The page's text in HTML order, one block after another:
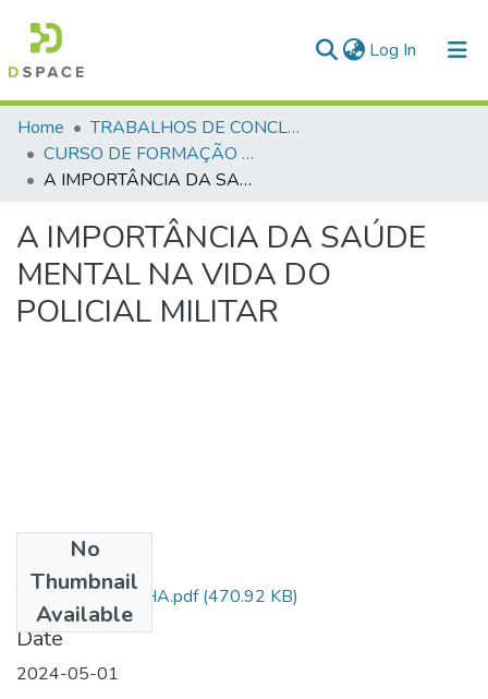
Log In (current)
Communities & Collections
All of DSpace
Home
TRABALHOS DE CONCLUSÃO DE CURSO - CFP (CURSO DE FORMAÇÃO DE PRAÇAS)
CURSO DE FORMAÇÃO DE PRAÇAS - CFP - 2024
A IMPORTÂNCIA DA SAÚDE MENTAL NA VIDA DO POLICIAL MILITAR
A IMPORTÂNCIA DA SAÚDE
MENTAL NA VIDA DO
POLICIAL MILITAR
No
Thumbnail
Available
TCC AL SD CUNHA.pdf(470.92 KB)
Date
2024-05-01